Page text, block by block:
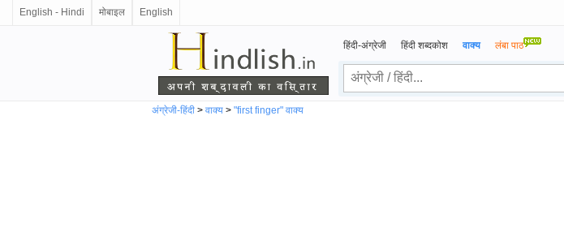
English - Hindi मोबाइल English
हिंदी-अंग्रेजी हिंदी शब्दकोश वाक्य लंबा पाठ
अंग्रेजी-हिंदी > वाक्य > "first finger" वाक्य